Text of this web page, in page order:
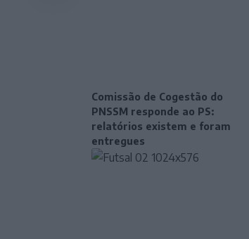
Comissão de Cogestão do
PNSSM responde ao PS:
relatórios existem e foram
entregues